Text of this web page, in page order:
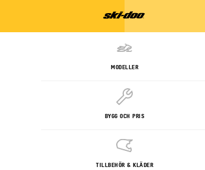
MODELLER
BYGG OCH PRIS
TILLBEHÖR & KLÄDER